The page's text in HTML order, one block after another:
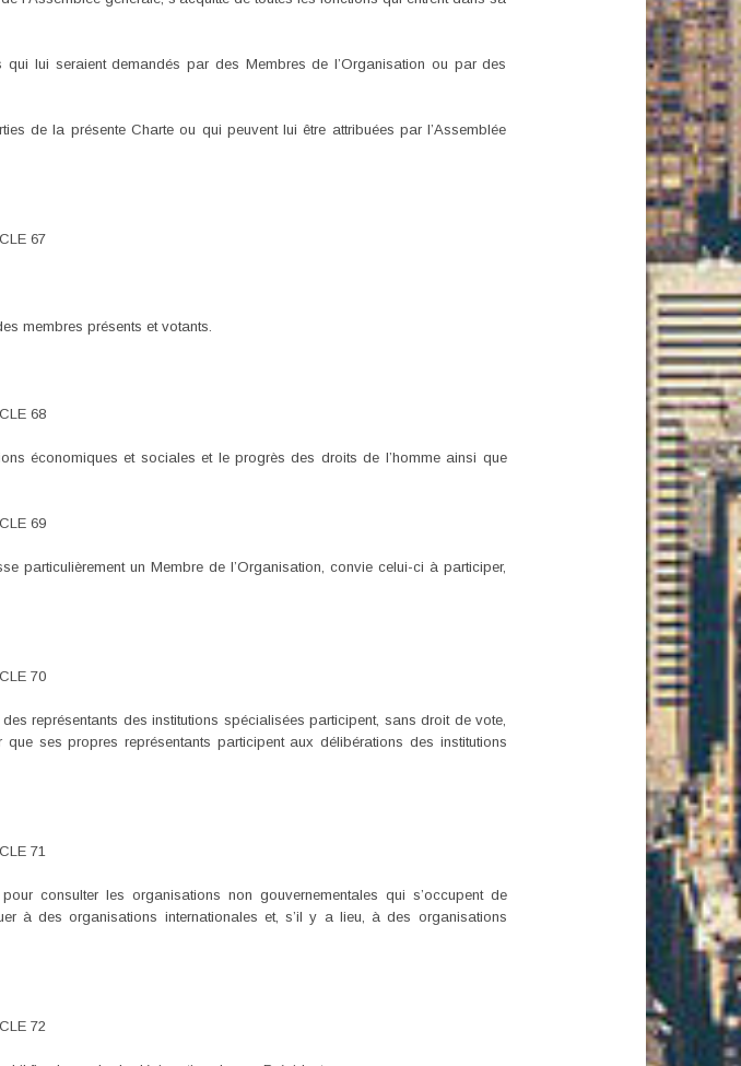
lui seraient demandés par des Membres de l’Organisation ou par des
de la présente Charte ou qui peuvent lui être attribuées par l’Assemblée
67
membres présents et votants.
68
économiques et sociales et le progrès des droits de l’homme ainsi que
69
particulièrement un Membre de l’Organisation, convie celui-ci à participer,
70
représentants des institutions spécialisées participent, sans droit de vote,
ses propres représentants participent aux délibérations des institutions
71
consulter les organisations non gouvernementales qui s’occupent de
à des organisations internationales et, s’il y a lieu, à des organisations
72